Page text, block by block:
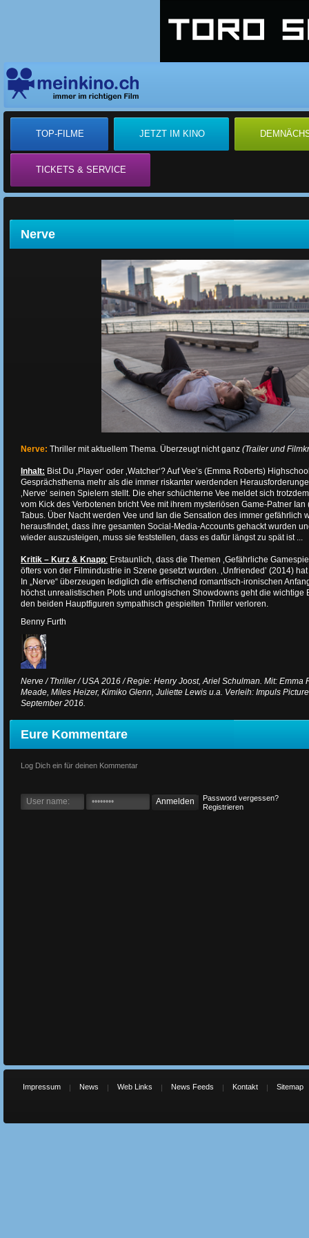
TOP-FILME JETZT IM KINO
TICKETS & SERVICE
Nerve
Nerve: Thriller mit aktuellem Thema. Überzeugt nicht ganz (Trailer und
Inhalt: Bist Du ‚Player‘ oder ‚Watcher‘? Auf Vee’s (Emma Roberts)
Gesprächsthema mehr als die immer riskanter werdenden
‚Nerve‘ seinen Spielern stellt. Die eher schüchterne Vee meldet sich
vom Kick des Verbotenen bricht Vee mit ihrem mysteriösen Game-Patner
Tabus. Über Nacht werden Vee und Ian die Sensation des immer gefährlich
herausfindet, dass ihre gesamten Social-Media-Accounts gehackt wurden
wieder auszusteigen, muss sie feststellen, dass es dafür längst zu spät ist ...
Kritik – Kurz & Knapp: Erstaunlich, dass die Themen ‚Gefährliche
öfters von der Filmindustrie in Szene gesetzt wurden. ‚Unfriended’ (2014)
In „Nerve“ überzeugen lediglich die erfrischend romantisch-ironischen
höchst unrealistischen Plots und unlogischen Showdowns geht die wichtige
den beiden Hauptfiguren sympathisch gespielten Thriller verloren.
Benny Furth
Nerve / Thriller / USA 2016 / Regie: Henry Joost, Ariel Schulman. Mit: Emma
Meade, Miles Heizer, Kimiko Glenn, Juliette Lewis u.a. Verleih: Impuls
September 2016.
Eure Kommentare
Log Dich ein für deinen Kommentar
Password vergessen?
Registrieren
Impressum News Web Links News Feeds Kontakt Sitemap